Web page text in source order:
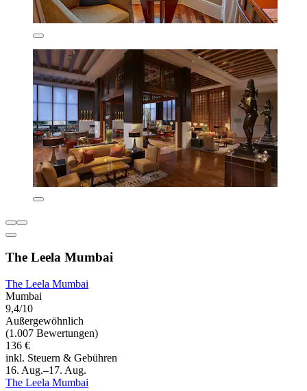
The Leela Mumbai
The Leela Mumbai
Mumbai
9,4/10
Außergewöhnlich
(1.007 Bewertungen)
136 €
inkl. Steuern & Gebühren
16. Aug.–17. Aug.
The Leela Mumbai